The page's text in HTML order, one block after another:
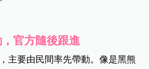
官方隨後跟進
主要由民間率先帶動。像是黑熊